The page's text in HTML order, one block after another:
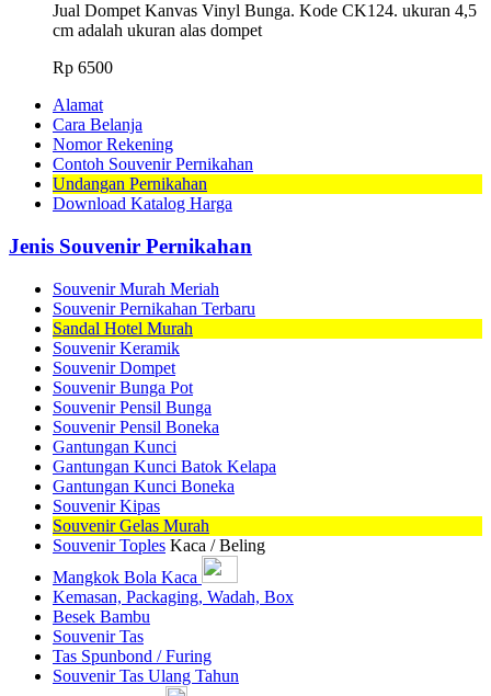
Jual Dompet Kanvas Vinyl Bunga. Kode CK124. ukuran 4,5
cm adalah ukuran alas dompet
Rp 6500
Alamat
Cara Belanja
Nomor Rekening
Contoh Souvenir Pernikahan
Undangan Pernikahan
Download Katalog Harga
Jenis Souvenir Pernikahan
Souvenir Murah Meriah
Souvenir Pernikahan Terbaru
Sandal Hotel Murah
Souvenir Keramik
Souvenir Dompet
Souvenir Bunga Pot
Souvenir Pensil Bunga
Souvenir Pensil Boneka
Gantungan Kunci
Gantungan Kunci Batok Kelapa
Gantungan Kunci Boneka
Souvenir Kipas
Souvenir Gelas Murah
Souvenir Toples Kaca / Beling
Mangkok Bola Kaca
Kemasan, Packaging, Wadah, Box
Besek Bambu
Souvenir Tas
Tas Spunbond / Furing
Souvenir Tas Ulang Tahun